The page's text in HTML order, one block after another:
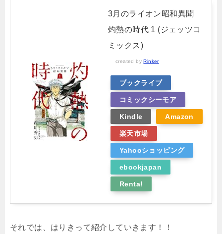
3月のライオン昭和異聞
灼熱の時代 1 (ジェッツコ
ミックス)
created byRinker
ブックライブ
コミックシーモア
Kindle Amazon
楽天市場
Yahooショッピング
ebookjapan
Renta!
それでは、はりきって紹介していきます！！